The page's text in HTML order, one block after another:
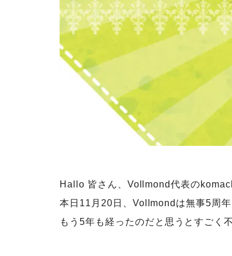
Hallo 皆さん、Vollmond代表の
本日11月20日、Vollmondは無事5周年
もう5年も経ったのだと思うとすごく